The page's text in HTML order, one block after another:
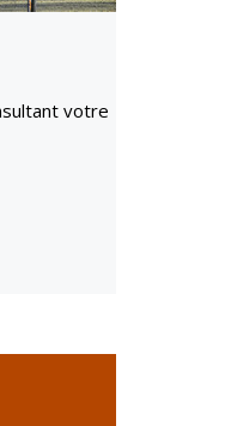
votre